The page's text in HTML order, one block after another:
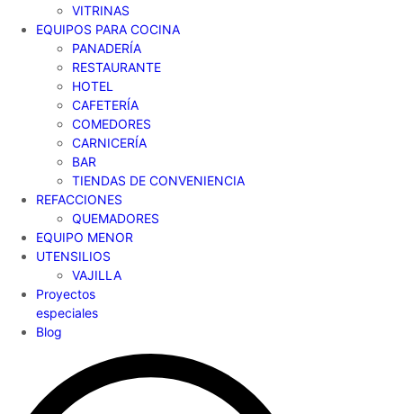
VITRINAS
EQUIPOS PARA COCINA
PANADERÍA
RESTAURANTE
HOTEL
CAFETERÍA
COMEDORES
CARNICERÍA
BAR
TIENDAS DE CONVENIENCIA
REFACCIONES
QUEMADORES
EQUIPO MENOR
UTENSILIOS
VAJILLA
Proyectos
especiales
Blog